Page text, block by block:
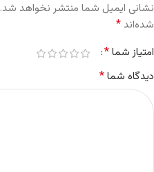
نشانی ایمیل شما منتشر نخواهد شد.
شده‌اند *
امتیاز شما*
دیدگاه شما*